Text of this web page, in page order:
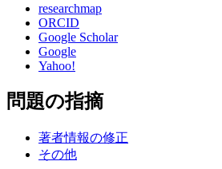
researchmap
ORCID
Google Scholar
Google
Yahoo!
問題の指摘
著者情報の修正
その他